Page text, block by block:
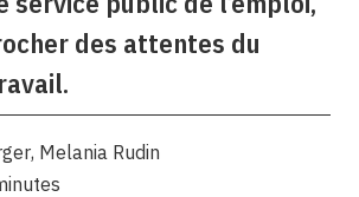
des attentes du
, Melania Rudin